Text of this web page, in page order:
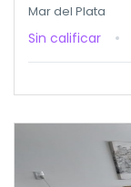
Mar del Plata
Sin calificar